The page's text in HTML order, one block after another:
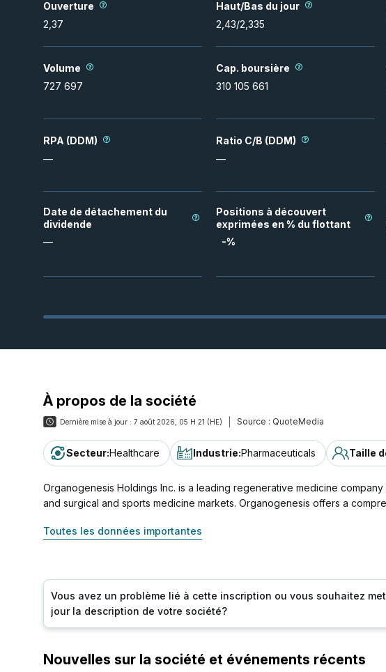
Ouverture
2,37
Haut/Bas du jour
2,43/2,335
Volume
727 697
Cap. boursière
310 105 661
RPA (DDM)
—
Ratio C/B (DDM)
—
Date de détachement du
dividende
—
Positions à découvert
exprimées en % du flottant
-%
À propos de la société
Dernière mise à jour : 7 août 2026, 05 H 21 (HE) Source : QuoteMedia
Secteur:Healthcare Industrie:Pharmaceuticals Taille
Organogenesis Holdings Inc. is a leading regenerative medicine
and surgical and sports medicine markets. Organogenesis offers a
Toutes les données importantes
Vous avez un problème lié à cette inscription ou vous souhaitez
jour la description de votre société?
Nouvelles sur la société et événements récents